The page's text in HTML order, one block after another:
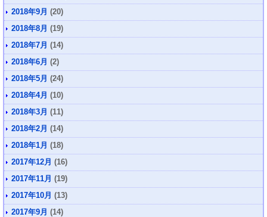
2018年9月 (20)
2018年8月 (19)
2018年7月 (14)
2018年6月 (2)
2018年5月 (24)
2018年4月 (10)
2018年3月 (11)
2018年2月 (14)
2018年1月 (18)
2017年12月 (16)
2017年11月 (19)
2017年10月 (13)
2017年9月 (14)